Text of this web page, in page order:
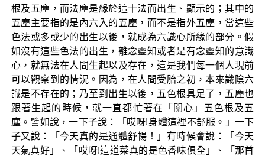
根及五塵，而法塵是緣於這十法而出生、顯示的；其中的
五塵主要指的是內六入的五塵，而不是指外五塵，當這些
色法或多或少的出生以後，就成為六識心所緣的部分。假
如沒有這些色法的出生，離念靈知或者是有念靈知的意識
心，就無法在人間生起以及存在，這是我們每一個人現前
可以觀察到的情況。因為，在人間受胎之初，本來識陰六
識是不存在的；乃至到出生以後，五色根具足了，五塵也
跟著生起的時候，就一直都忙著在「關心」五色根及五
塵。譬如說，一下子說：「哎呀!身體這裡不舒服。」一下
子又說：「今天真的是通體舒暢！」有時候會說：「今天
天氣真好」、「哎呀!這道菜真的是色香味俱全」、「那首